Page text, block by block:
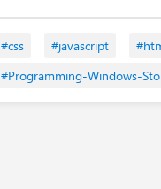
#css #javascript
#Programming-Windows-